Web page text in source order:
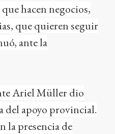
hacen negocios,
que quieren seguir
ante la
Ariel Müller dio
del apoyo provincial.
la presencia de